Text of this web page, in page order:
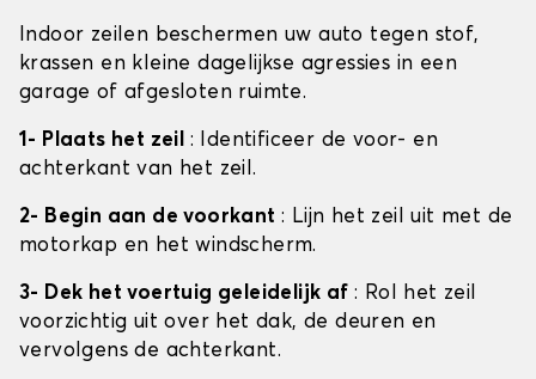
Indoor zeilen beschermen uw auto tegen stof,
krassen en kleine dagelijkse agressies in een
garage of afgesloten ruimte.
1- Plaats het zeil : Identificeer de voor- en
achterkant van het zeil.
2- Begin aan de voorkant : Lijn het zeil uit met de
motorkap en het windscherm.
3- Dek het voertuig geleidelijk af : Rol het zeil
voorzichtig uit over het dak, de deuren en
vervolgens de achterkant.